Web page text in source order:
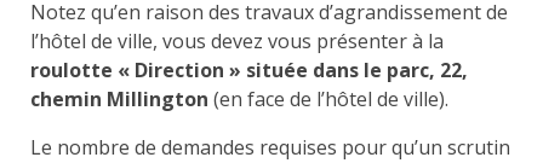
Notez qu’en raison des travaux d’agrandissement de
l’hôtel de ville, vous devez vous présenter à la
roulotte « Direction » située dans le parc, 22,
chemin Millington (en face de l’hôtel de ville).
Le nombre de demandes requises pour qu’un scrutin